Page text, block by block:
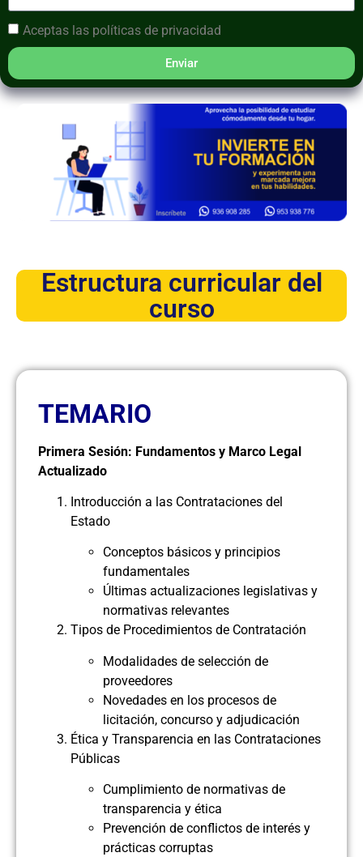
Aceptas las políticas de privacidad
Enviar
Estructura curricular del
curso
TEMARIO
Primera Sesión: Fundamentos y Marco Legal
Actualizado
Introducción a las Contrataciones del
Estado
Conceptos básicos y principios
fundamentales
Últimas actualizaciones legislativas y
normativas relevantes
Tipos de Procedimientos de Contratación
Modalidades de selección de
proveedores
Novedades en los procesos de
licitación, concurso y adjudicación
Ética y Transparencia en las Contrataciones
Públicas
Cumplimiento de normativas de
transparencia y ética
Prevención de conflictos de interés y
prácticas corruptas